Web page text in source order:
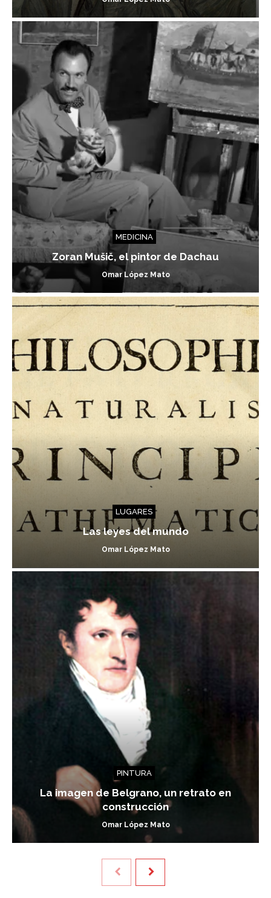
MEDICINA
Zoran Mušič, el pintor de Dachau
Omar López Mato
LUGARES
Las leyes del mundo
Omar López Mato
PINTURA
La imagen de Belgrano, un retrato en
construcción
Omar López Mato